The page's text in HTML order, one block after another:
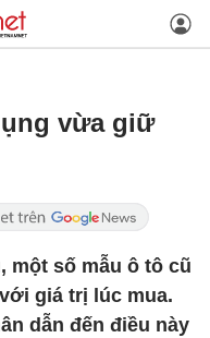
vừa giữ
một số mẫu ô tô cũ
giá trị lúc mua.
dẫn đến điều này